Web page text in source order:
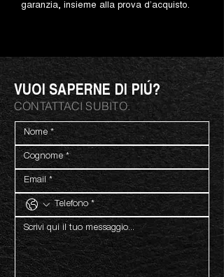
garanzia, insieme alla prova d’acquisto.
VUOI SAPERNE DI PIÚ?
CONTATTACI SUBITO.